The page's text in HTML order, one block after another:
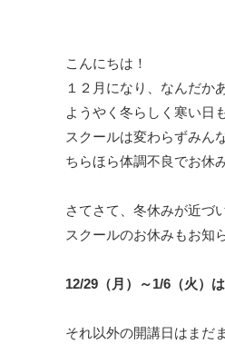
こんにちは！
１２月になり、なんだか
ようやく冬らしく寒い日
スクールは変わらずみん
ちらほら体調不良でお休
さてさて、冬休みが近づ
スクールのお休みもお知
12/29（月）～1/6（火）
それ以外の開講日はまだ